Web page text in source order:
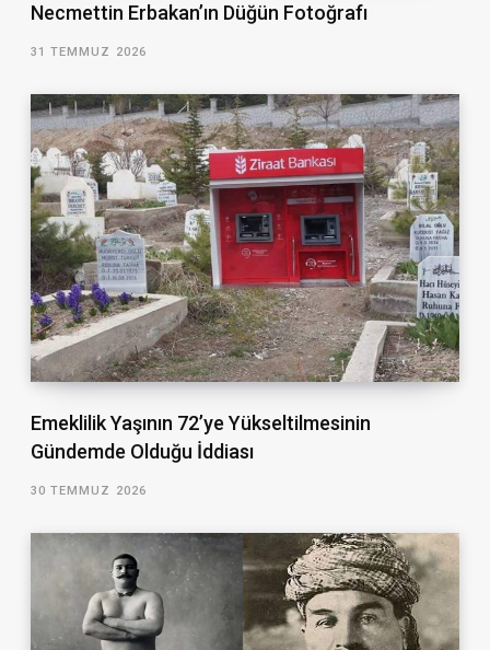
Necmettin Erbakan’ın Düğün Fotoğrafı
31 TEMMUZ 2026
Emeklilik Yaşının 72’ye Yükseltilmesinin
Gündemde Olduğu İddiası
30 TEMMUZ 2026